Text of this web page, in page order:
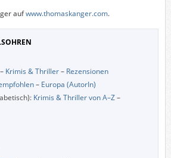
aufwww.thomaskanger.com.
Krimis & Thriller– Rezensionen
– Europa (AutorIn)
Krimis & Thriller von A–Z–